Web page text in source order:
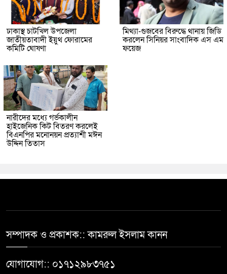
ঢাকাস্থ চাটখিল উপজেলা
জাতীয়তাবাদী ইয়ুথ ফোরামের
কমিটি ঘোষণা
মিথ্যা-গুজবের বিরুদ্ধে থানায় জিডি
করলেন সিনিয়র সাংবাদিক এস এম
ফয়েজ
নারীদের মধ্যে গর্ভকালীন
হাইজেনিক কিট বিতরণ করলেই
বিএনপির মনোনয়ন প্রত্যাশী মঈন
উদ্দিন তিতাস
সম্পাদক ও প্রকাশক:: কামরুল ইসলাম কানন
যোগাযোগ:: ০১৭১২৯৮৩৭৫১